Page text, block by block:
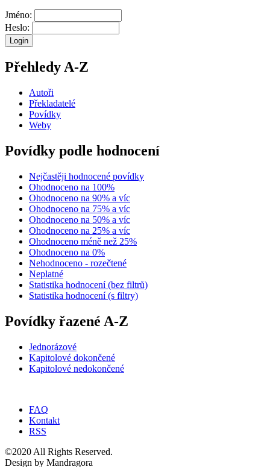
Jméno:
Heslo:
Přehledy A-Z
Autoři
Překladatelé
Povídky
Weby
Povídky podle hodnocení
Nejčastěji hodnocené povídky
Ohodnoceno na 100%
Ohodnoceno na 90% a víc
Ohodnoceno na 75% a víc
Ohodnoceno na 50% a víc
Ohodnoceno na 25% a víc
Ohodnoceno méně než 25%
Ohodnoceno na 0%
Nehodnoceno - rozečtené
Neplatné
Statistika hodnocení (bez filtrů)
Statistika hodnocení (s filtry)
Povídky řazené A-Z
Jednorázové
Kapitolové dokončené
Kapitolové nedokončené
FAQ
Kontakt
RSS
©2020 All Rights Reserved.
Design by Mandragora